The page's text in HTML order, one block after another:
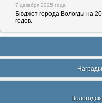
7 декабря 2025 года
Бюджет города Вологды на
годов.